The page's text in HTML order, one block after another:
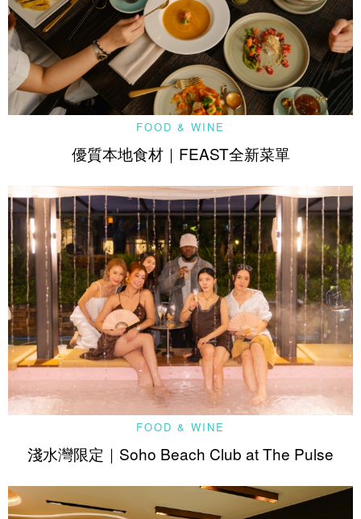
FOOD & WINE
優質本地食材｜FEAST全新菜單
FOOD & WINE
淺水灣限定｜Soho Beach Club at The Pulse